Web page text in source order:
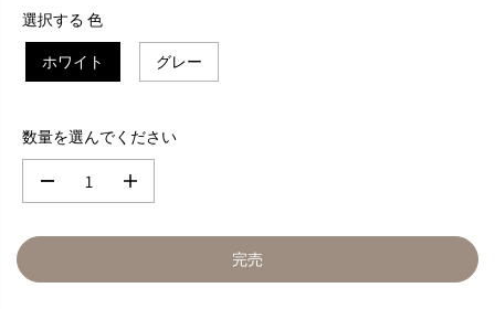
選択する 色
ホワイト グレー
数量を選んでください
数
完売